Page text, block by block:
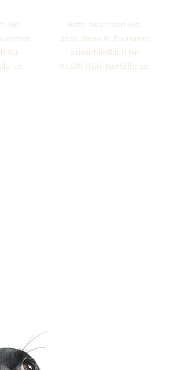
Sie,
für
ist.
Bitte beachten Sie,
dass diese Rufnummer
ausschließlich für
KLEINTIER-Notfälle ist.